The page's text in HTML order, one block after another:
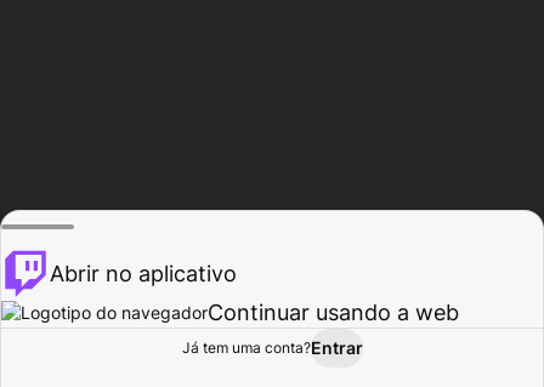
Procurar Atividade
Abrir no aplicativo
Continuar usando a web
Já tem uma conta?Entrar